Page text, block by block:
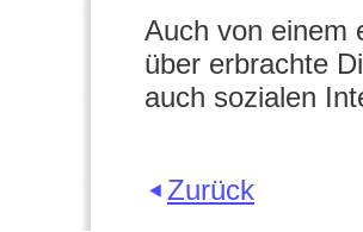
Auch von einem
über erbrachte
auch sozialen
Zurück